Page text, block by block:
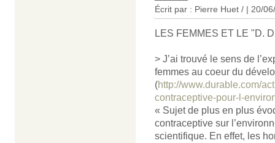
Écrit par : Pierre Huet / | 20/
LES FEMMES ET LE "D.
> J’ai trouvé le sens de
femmes au coeur du
(http://www.durable.com/
contraceptive-pour-l-
« Sujet de plus en plus
contraceptive sur
scientifique. En effet, les